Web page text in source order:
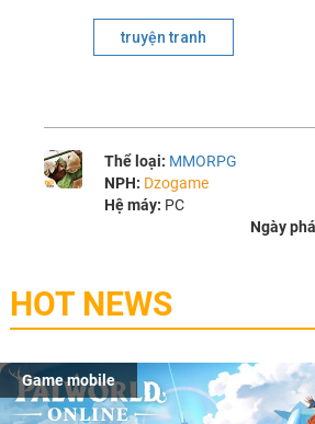
truyện tranh
Thể loại: MMORPG
NPH: Dzogame
Hệ máy: PC
Ngày
HOT NEWS
Game mobile